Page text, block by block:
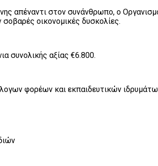
απέναντι στον συνάνθρωπο, ο
οικονομικές δυσκολίες.
συνολικής αξίας €6.800.
φορέων και εκπαιδευτικών